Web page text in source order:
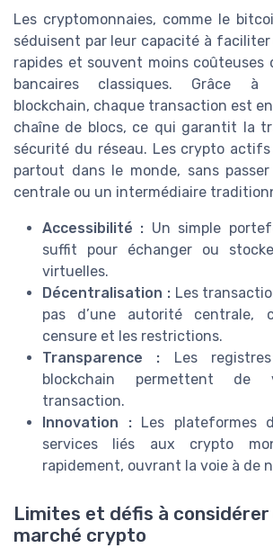
Les cryptomonnaies, comme le
séduisent par leur capacité à
rapides et souvent moins coûteuses
bancaires classiques. Grâce à
blockchain, chaque transaction est
chaîne de blocs, ce qui garantit la
sécurité du réseau. Les crypto
partout dans le monde, sans
centrale ou un intermédiaire
Accessibilité : Un simple
suffit pour échanger ou
virtuelles.
Décentralisation :Les
pas d’une autorité
censure et les restrictions.
Transparence : Les
blockchain permettent de
transaction.
Innovation :Les plateformes
services liés aux crypto
rapidement, ouvrant la voie à de
Limites et défis à considérer
marché crypto